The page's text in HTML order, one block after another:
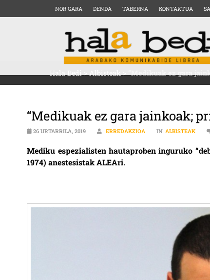
NOR GARA DENDA TABERNA KONTAKTUA
Hala Bedi>Albisteak>“Medikuak ez gara
“Medikuak ez gara jainkoak;
26 URTARRILA, 2019 ERREDAKZIOA IN ALBISTEAK
Mediku espezialisten hautaproben inguruko
1974) anestesistak ALEAri.